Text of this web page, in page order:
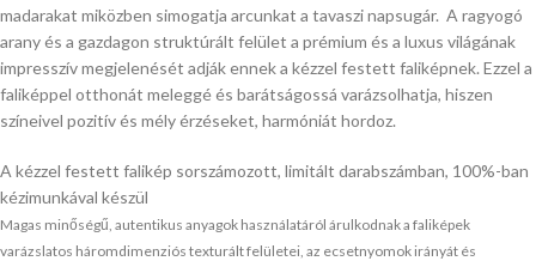
madarakat miközben simogatja arcunkat a tavaszi napsugár. A ragyogó
arany és a gazdagon struktúrált felület a prémium és a luxus világának
impresszív megjelenését adják ennek a kézzel festett faliképnek. Ezzel a
faliképpel otthonát meleggé és barátságossá varázsolhatja, hiszen
színeivel pozitív és mély érzéseket, harmóniát hordoz.
A kézzel festett falikép sorszámozott, limitált darabszámban, 100%-ban
kézimunkával készül
Magas minőségű, autentikus anyagok használatáról árulkodnak a faliképek
varázslatos háromdimenziós texturált felületei, az ecsetnyomok irányát és